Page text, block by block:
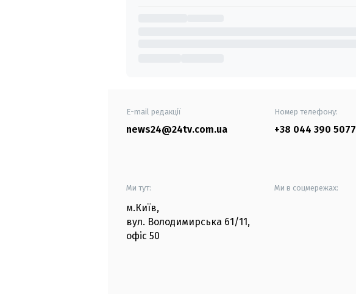
E-mail редакції
news24@24tv.com.ua
Номер телефону:
+38 044 390 5077
Ми тут:
м.Київ,
вул. Володимирська 61/11,
офіс 50
Ми в соцмережах: